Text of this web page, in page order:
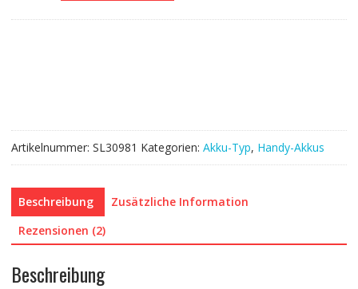
Artikelnummer: SL30981 Kategorien: Akku-Typ, Handy-Akkus
Beschreibung
Zusätzliche Information
Rezensionen (2)
Beschreibung